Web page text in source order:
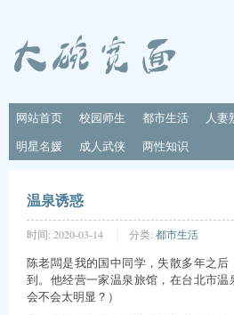
网站首页 校园师生 都市生活 人妻
明星名媛
成人武侠 两性知识
温泉诱惑
时间: 2020-03-14 分类: 都市生活
陈老闆是我的国中同学，失散多年之
到。他经营一家温泉旅馆，在台北市
会不会太明显？）